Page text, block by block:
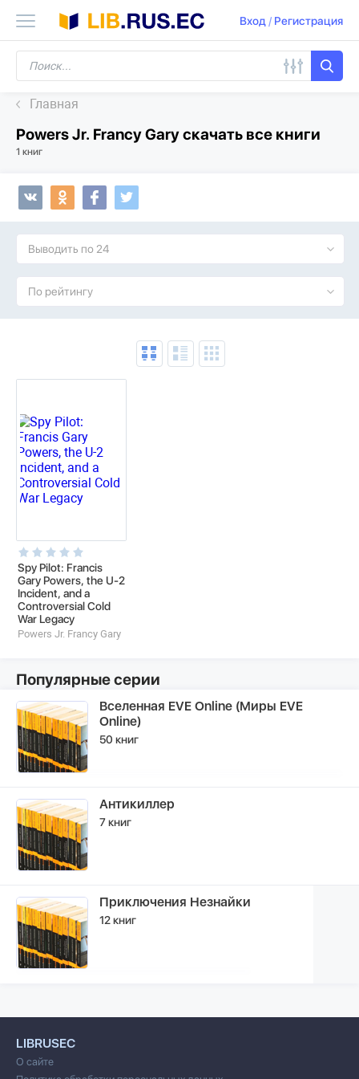
Вход/ Регистрация
Главная
Powers Jr. Francy Gary скачать все книги
1 книг
Выводить по 24
По рейтингу
Spy Pilot: Francis
Gary Powers, the U-2
Incident, and a
Controversial Cold
War Legacy
Powers Jr. Francy Gary
Популярные серии
Вселенная EVE Online (Миры EVE
Online)
50 книг
Антикиллер
7 книг
Приключения Незнайки
12 книг
LIBRUSEC
О сайте